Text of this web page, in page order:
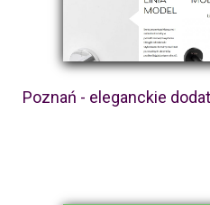
Poznań - eleganckie